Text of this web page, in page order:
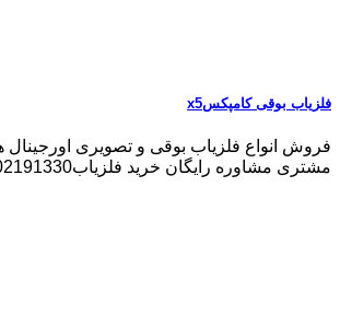
فلزیاب بوقی کامپکسx5
فروش انواع فلزیاب بوقی و تصویری
مشتری مشاوره رایگان خرید فلزیاب09102191330